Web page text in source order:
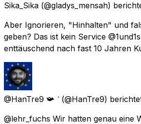
Sika_Sika (@gladys_mensah)
Aber Ignorieren, "Hinhalten" und
geben? Das ist kein Service
enttäuschend nach fast 10 Jahren
@HanTre9 📯  (@HanTre9)
@lehr_fuchs Wir hatten genau eine